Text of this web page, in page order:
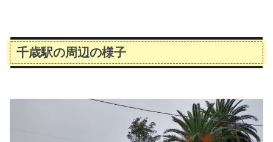
千歳駅の周辺の様子